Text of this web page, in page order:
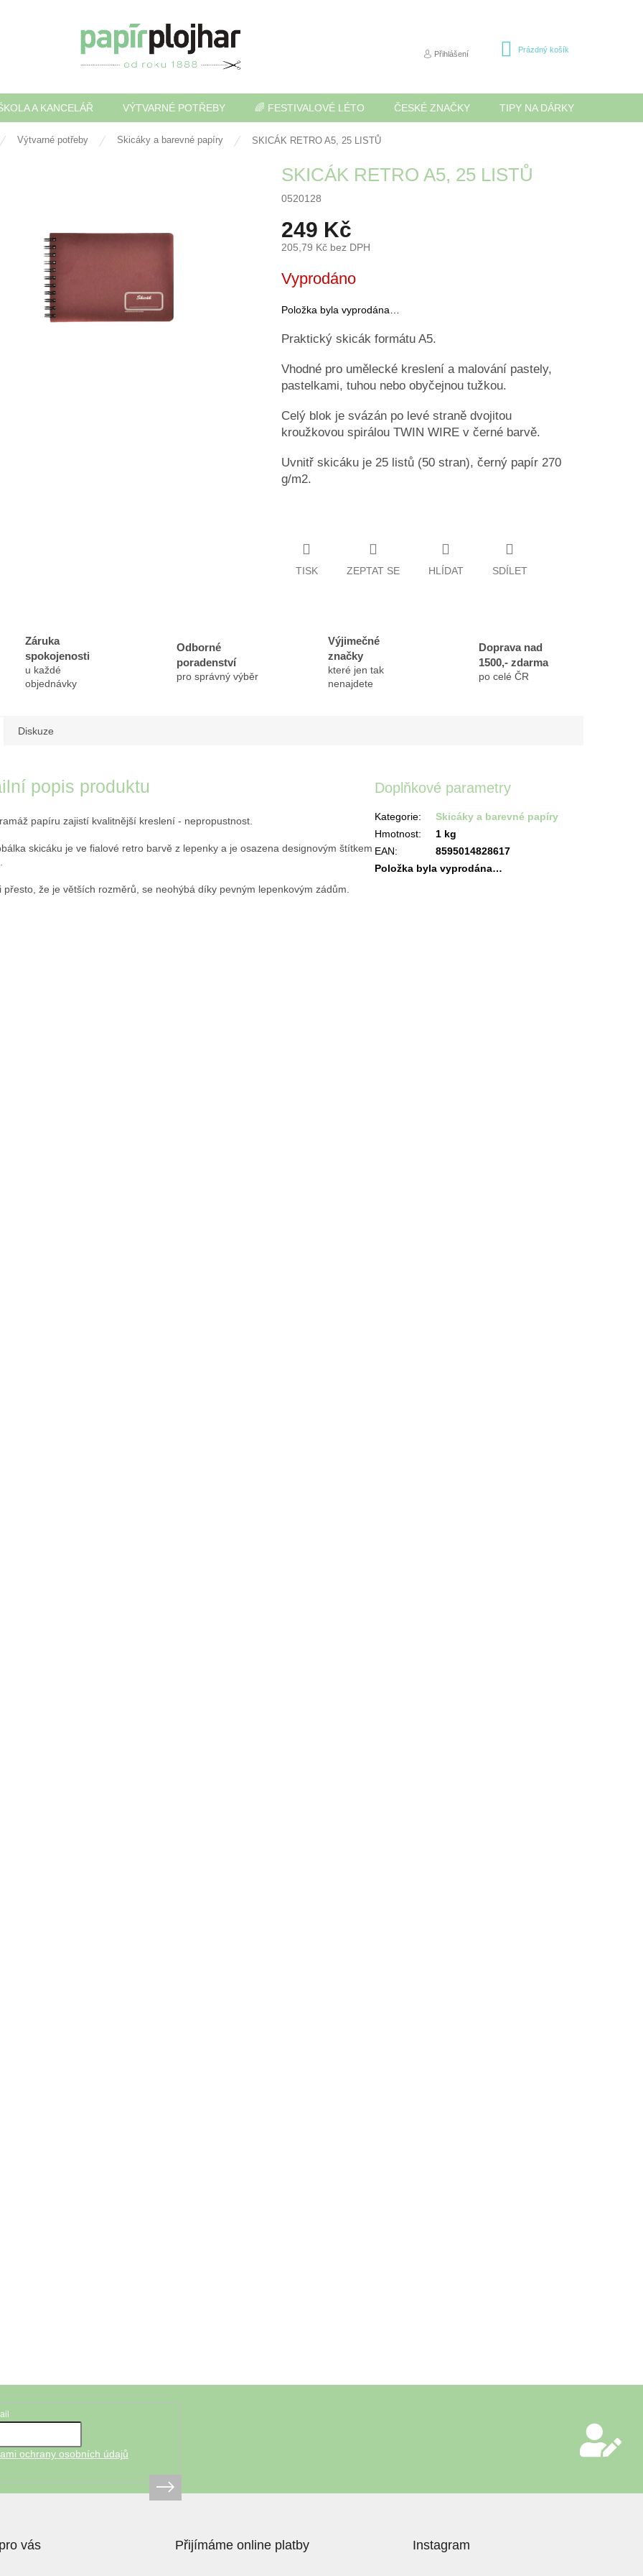
Přihlášení
NÁKUPNÍ
Prázdný košík
A KANCELÁŘ VÝTVARNÉ POTŘEBY 🌈 FESTIVALOVÉ LÉTO ČESKÉ ZNAČKY TIPY NA DÁRKY
Výtvarné potřeby Skicáky a barevné papíry SKICÁK RETRO A5, 25 LISTŮ
SKICÁK RETRO A5, 25 LISTŮ
0520128
249 Kč
205,79 Kč bez DPH
cena:
Vyprodáno
Položka byla vyprodána…
Praktický skicák formátu A5.
Vhodné pro umělecké kreslení a malování pastely,
pastelkami, tuhou nebo obyčejnou tužkou.
Celý blok je svázán po levé straně dvojitou
kroužkovou spirálou TWIN WIRE v černé barvě.
Uvnitř skicáku je 25 listů (50 stran), černý papír 270
g/m2.
TISK ZEPTAT SE HLÍDAT SDÍLET
Záruka
spokojenosti
u každé
objednávky
Odborné
poradenství
pro správný výběr
Výjimečné
značky
které jen tak
nenajdete
Doprava nad
1500,- zdarma
po celé ČR
Diskuze
popis produktu
papíru zajistí kvalitnější kreslení - nepropustnost.
skicáku je ve fialové retro barvě z lepenky a je osazena designovým štítkem
přesto, že je větších rozměrů, se neohýbá díky pevným lepenkovým zádům.
Doplňkové parametry
Kategorie:
Skicáky a barevné papíry
Hmotnost:
1 kg
EAN:
8595014828617
Položka byla vyprodána…
ochrany osobních údajů
vás Přijímáme online platby Instagram